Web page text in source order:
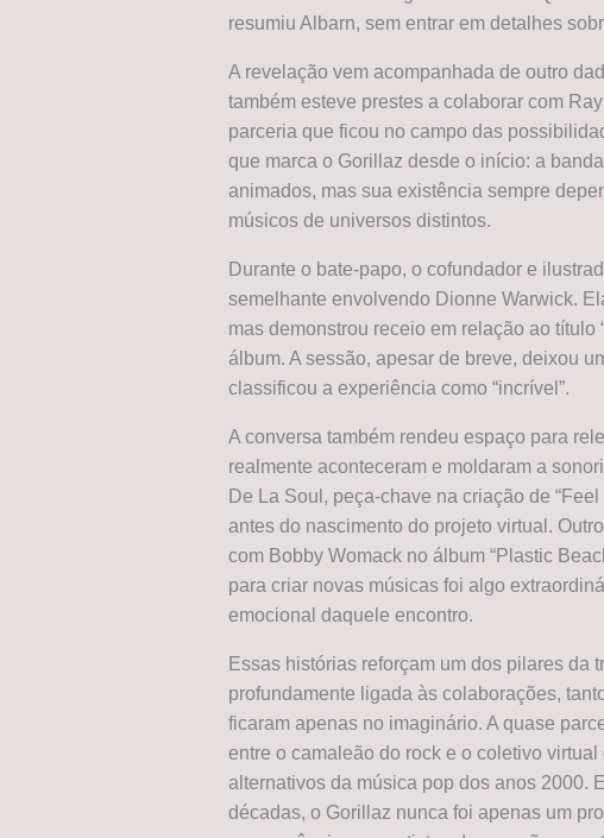
resumiu Albarn, sem entrar em detalhes
A revelação vem acompanhada de outro
também esteve prestes a colaborar com
parceria que ficou no campo das
que marca o Gorillaz desde o início: a
animados, mas sua existência sempre
músicos de universos distintos.
Durante o bate-papo, o cofundador e
semelhante envolvendo Dionne Warwick.
mas demonstrou receio em relação ao título
álbum. A sessão, apesar de breve, deixou
classificou a experiência como “incrível”.
A conversa também rendeu espaço para
realmente aconteceram e moldaram a
De La Soul, peça-chave na criação de
antes do nascimento do projeto virtual.
com Bobby Womack no álbum “Plastic
para criar novas músicas foi algo
emocional daquele encontro.
Essas histórias reforçam um dos pilares da
profundamente ligada às colaborações,
ficaram apenas no imaginário. A quase
entre o camaleão do rock e o coletivo
alternativos da música pop dos anos 2000.
décadas, o Gorillaz nunca foi apenas um